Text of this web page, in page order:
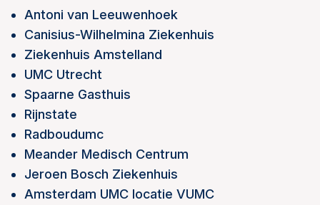
Antoni van Leeuwenhoek
Canisius-Wilhelmina Ziekenhuis
Ziekenhuis Amstelland
UMC Utrecht
Spaarne Gasthuis
Rijnstate
Radboudumc
Meander Medisch Centrum
Jeroen Bosch Ziekenhuis
Amsterdam UMC locatie VUMC